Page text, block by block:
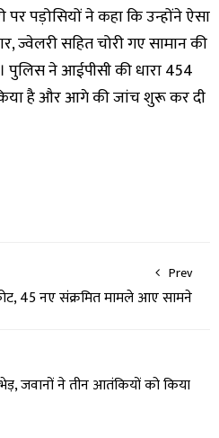
पर पड़ोसियों ने कहा कि उन्होंने ऐसा
ज्वेलरी सहित चोरी गए सामान की
ने आईपीसी की धारा 454
है और आगे की जांच शुरू कर दी
Prev
45 नए संक्रमित मामले आए सामने
जवानों ने तीन आतंकियों को किया